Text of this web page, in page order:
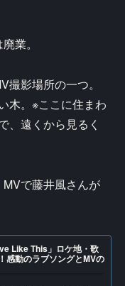
業。
撮影場所の一つ。
木。※ここに住まわ
、遠くから見るく
で藤井風さんが
Like This」ロケ地・歌
感動のラブソングとMVの